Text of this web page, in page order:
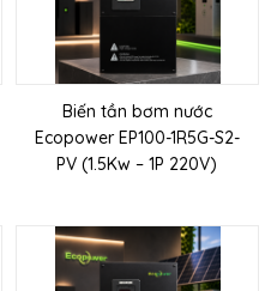
Biến tần bơm nước
Ecopower EP100-1R5G-S2-
PV (1.5Kw – 1P 220V)